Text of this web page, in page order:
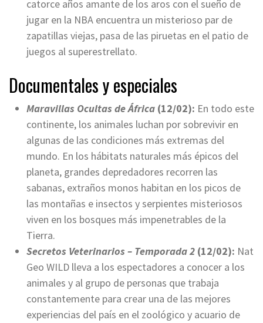
catorce años amante de los aros con el sueño de
jugar en la NBA encuentra un misterioso par de
zapatillas viejas, pasa de las piruetas en el patio de
juegos al superestrellato.
Documentales y especiales
Maravillas Ocultas de África (12/02): En todo este
continente, los animales luchan por sobrevivir en
algunas de las condiciones más extremas del
mundo. En los hábitats naturales más épicos del
planeta, grandes depredadores recorren las
sabanas, extraños monos habitan en los picos de
las montañas e insectos y serpientes misteriosos
viven en los bosques más impenetrables de la
Tierra.
Secretos Veterinarios – Temporada 2 (12/02): Nat
Geo WILD lleva a los espectadores a conocer a los
animales y al grupo de personas que trabaja
constantemente para crear una de las mejores
experiencias del país en el zoológico y acuario de